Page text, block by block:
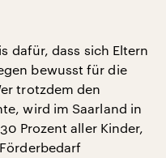
dafür, dass sich Eltern
bewusst für die
trotzdem den
wird im Saarland in
Prozent aller Kinder,